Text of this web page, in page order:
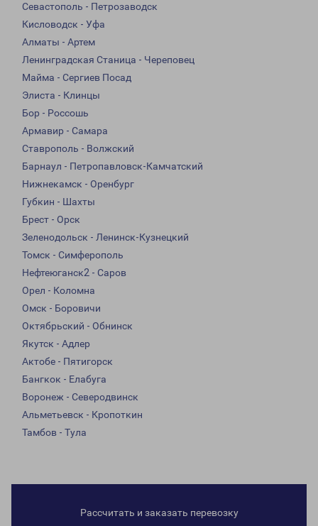
Севастополь - Петрозаводск
Кисловодск - Уфа
Алматы - Артем
Ленинградская Станица - Череповец
Майма - Сергиев Посад
Элиста - Клинцы
Бор - Россошь
Армавир - Самара
Ставрополь - Волжский
Барнаул - Петропавловск-Камчатский
Нижнекамск - Оренбург
Губкин - Шахты
Брест - Орск
Зеленодольск - Ленинск-Кузнецкий
Томск - Симферополь
Нефтеюганск2 - Саров
Орел - Коломна
Омск - Боровичи
Октябрьский - Обнинск
Якутск - Адлер
Актобе - Пятигорск
Бангкок - Елабуга
Воронеж - Северодвинск
Альметьевск - Кропоткин
Тамбов - Тула
Рассчитать и заказать перевозку